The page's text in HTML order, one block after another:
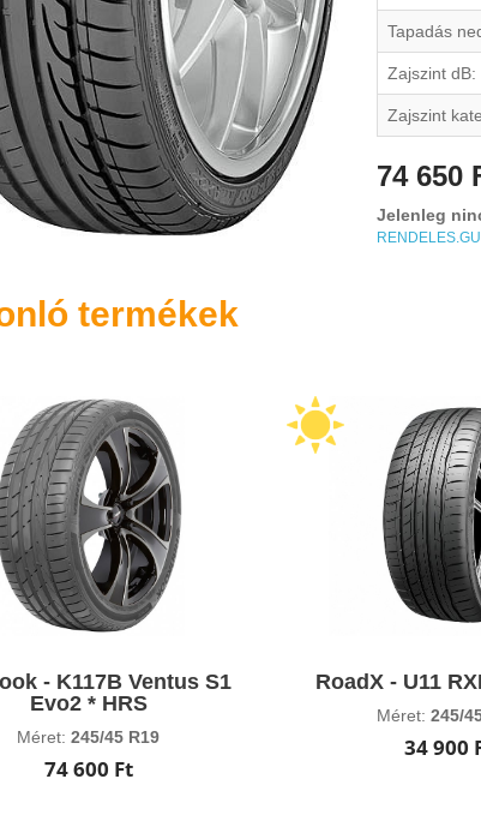
Tapadás
Zajszint dB:
Zajszint
74 650
Jelenleg
termékek
- K117B Ventus S1
Evo2 * HRS
Méret:245/45 R19
74 600 Ft
RoadX - U11
Méret:245/
34 900